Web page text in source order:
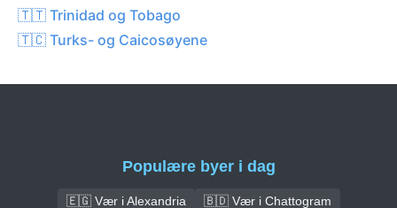
🇹🇹 Trinidad og Tobago
🇹🇨 Turks- og Caicosøyene
Populære byer i dag
🇪🇬 Vær i Alexandria
🇧🇩 Vær i Chattogram